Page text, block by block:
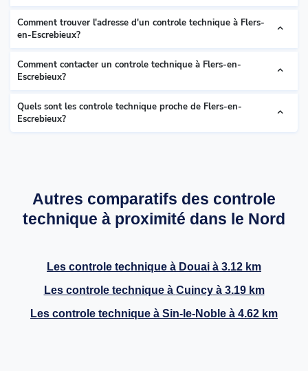
Comment trouver l'adresse d'un controle technique à Flers-
en-Escrebieux?
Comment contacter un controle technique à Flers-en-
Escrebieux?
Quels sont les controle technique proche de Flers-en-
Escrebieux?
Autres comparatifs des controle
technique à proximité dans le Nord
Les controle technique à Douai à 3.12 km
Les controle technique à Cuincyà 3.19 km
Les controle technique à Sin-le-Noble à 4.62 km